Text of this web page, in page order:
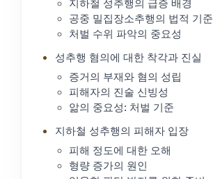
지하철 성추행의 급증 배경
공중 밀집장소추행의 법적 기준
처벌 수위 파악의 중요성
성추행 혐의에 대한 착각과 진실
증거의 부재와 혐의 성립
피해자의 진술 신빙성
앎의 중요성: 처벌 기준
지하철 성추행의 피해자 입장
피해 정도에 대한 오해
형량 증가의 원인